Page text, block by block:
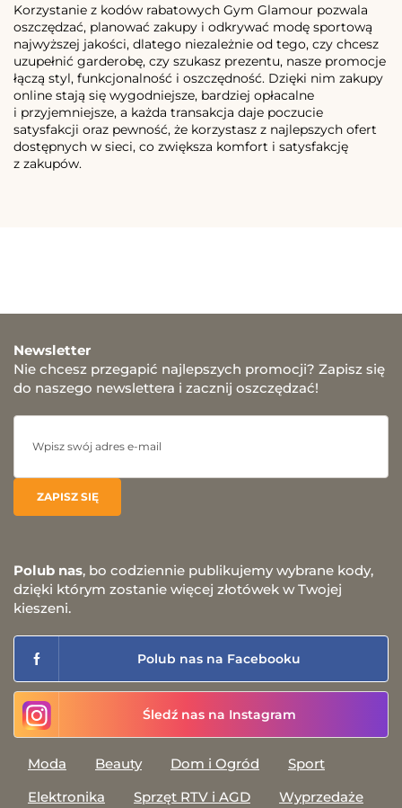
Korzystanie z kodów rabatowych Gym Glamour pozwala
oszczędzać, planować zakupy i odkrywać modę sportową
najwyższej jakości, dlatego niezależnie od tego, czy chcesz
uzupełnić garderobę, czy szukasz prezentu, nasze promocje
łączą styl, funkcjonalność i oszczędność. Dzięki nim zakupy
online stają się wygodniejsze, bardziej opłacalne
i przyjemniejsze, a każda transakcja daje poczucie
satysfakcji oraz pewność, że korzystasz z najlepszych ofert
dostępnych w sieci, co zwiększa komfort i satysfakcję
z zakupów.
Newsletter
Nie chcesz przegapić najlepszych promocji? Zapisz się
do naszego newslettera i zacznij oszczędzać!
Polub nas, bo codziennie publikujemy wybrane kody,
dzięki którym zostanie więcej złotówek w Twojej
kieszeni.
Polub nas na Facebooku
Śledź nas na Instagram
Moda Beauty Dom i Ogród
Sport
Elektronika
Sprzęt RTV i AGD
Wyprzedaże